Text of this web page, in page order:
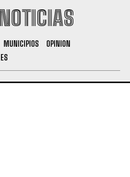
MUNICIPIOS
OPINION